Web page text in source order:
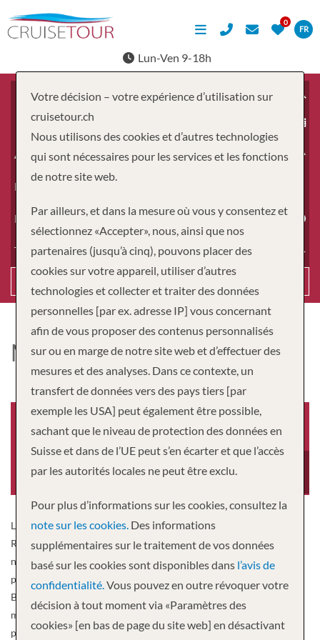
FR
Lun-Ven 9-18h
À partir du
Adultes
Enfants
Durée
Type de voyage
MS BOTTICELLI
Année de construction
2004
Longeur
361 pied
Le peintre italien Sandro Botticelli, l’un des grands maîtres de la
Renaissance, a donné son nom à cet élégant bateau à 4 ancres qui
navigue sur la Seine, un fleuve historique et authentique aux
paysages d’une infinie richesse. Entièrement rénové en 2016, le MS
Botticelli est un bateau à 4 ancres de taille humaine, mesurant 110
mètres de long et 11,40 mètres de large. Il peut accueillir 149
passagers, dans 75 cabines disposées sur deux ponts. Chacune
Votre décision – votre expérience d’utilisation sur
cruisetour.ch
Nous utilisons des cookies et d’autres technologies
qui sont nécessaires pour les services et les fonctions
de notre site web.
Par ailleurs, et dans la mesure où vous y consentez et
sélectionnez «Accepter», nous, ainsi que nos
partenaires (jusqu’à cinq), pouvons placer des
cookies sur votre appareil, utiliser d’autres
technologies et collecter et traiter des données
personnelles [par ex. adresse IP] vous concernant
afin de vous proposer des contenus personnalisés
sur ou en marge de notre site web et d’effectuer des
mesures et des analyses. Dans ce contexte, un
transfert de données vers des pays tiers [par
exemple les USA] peut également être possible,
sachant que le niveau de protection des données en
Suisse et dans de l’UE peut s’en écarter et que l’accès
par les autorités locales ne peut être exclu.
Pour plus d’informations sur les cookies, consultez la
note sur les cookies. Des informations
supplémentaires sur le traitement de vos données
basé sur les cookies sont disponibles dans l’avis de
confidentialité.Vous pouvez en outre révoquer votre
décision à tout moment via «Paramètres des
cookies» [en bas de page du site web] en désactivant